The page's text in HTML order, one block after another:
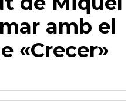
amb el
«Crecer»